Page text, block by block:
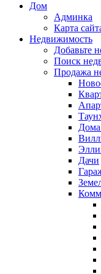
Дом
Админка
Карта
Недвижимость
Добавьте
Поиск
Продажа
Дома
Дачи